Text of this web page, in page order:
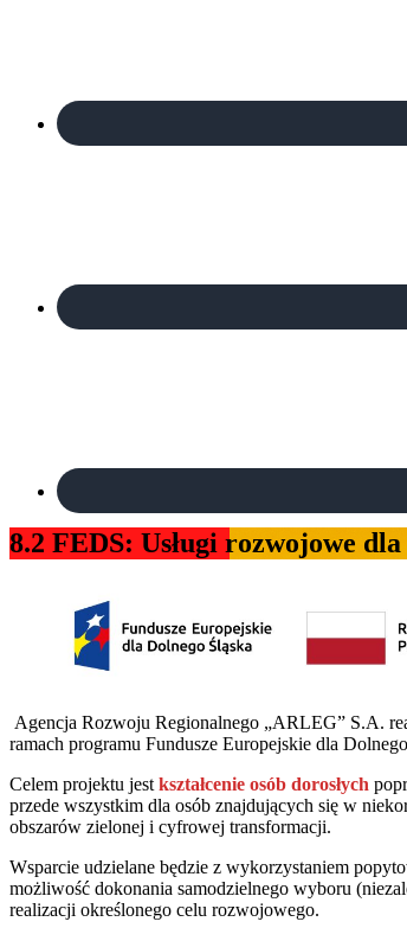
8.2 FEDS: Usługi rozwojowe
Agencja Rozwoju Regionalnego „ARLEG” S.A.
ramach programu Fundusze Europejskie dla
Celem projektu jest kształcenie osób dorosłych
przede wszystkim dla osób znajdujących się w
obszarów zielonej i cyfrowej transformacji.
Wsparcie udzielane będzie z wykorzystaniem
możliwość dokonania samodzielnego wyboru
realizacji określonego celu rozwojowego.